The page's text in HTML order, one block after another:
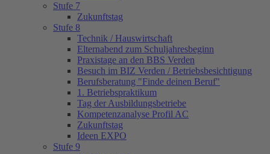
Stufe 7
Zukunftstag
Stufe 8
Technik / Hauswirtschaft
Elternabend zum Schuljahresbeginn
Praxistage an den BBS Verden
Besuch im BIZ Verden / Betriebsbesichtigung
Berufsberatung "Finde deinen Beruf"
1. Betriebspraktikum
Tag der Ausbildungsbetriebe
Kompetenzanalyse Profil AC
Zukunftstag
Ideen EXPO
Stufe 9